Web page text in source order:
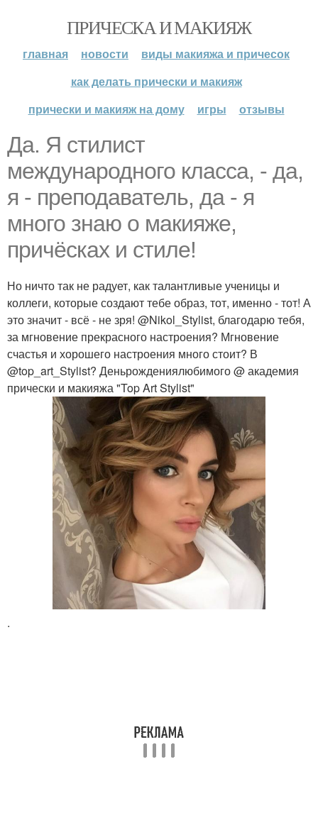
ПРИЧЕСКА И МАКИЯЖ
главная новости
виды макияжа и причесок
как делать прически и макияж
прически и макияж на дому
игры отзывы
Да. Я стилист
международного класса, - да,
я - преподаватель, да - я
много знаю о макияже,
причёсках и стиле!
Но ничто так не радует, как талантливые ученицы и
коллеги, которые создают тебе образ, тот, именно - тот! А
это значит - всё - не зря! @Nikol_Stylist, благодарю тебя,
за мгновение прекрасного настроения? Мгновение
счастья и хорошего настроения много стоит? В
@top_art_Stylist? Деньрождениялюбимого @ академия
прически и макияжа "Top Art Stylist"
.